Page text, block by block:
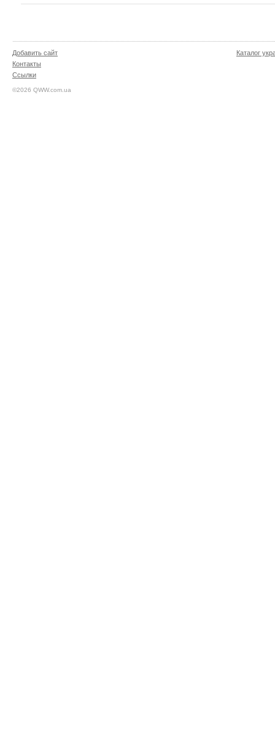
Добавить сайт
Контакты
Ссылки
©2026 QWW.com.ua
Каталог